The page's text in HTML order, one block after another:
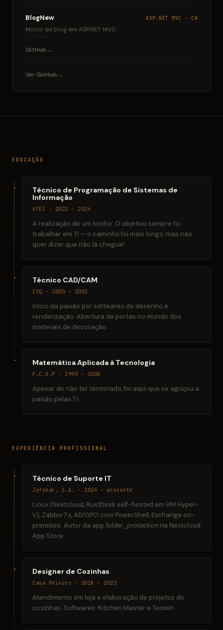
BlogNew ASP.NET MVC · C#
Motor de blog em ASP.NET MVC.
GitHub
Ver GitHub
EDUCAÇÃO
Técnico de Programação de Sistemas de
Informação
ATEC · 2022 – 2024
A realização de um sonho. O objetivo sempre foi
trabalhar em TI — o caminho foi mais longo, mas não
quer dizer que não lá chegue!
Técnico CAD/CAM
ISQ · 2000 – 2002
Início da paixão por softwares de desenho e
renderização. Abertura de portas no mundo dos
materiais de decoração.
Matemática Aplicada à Tecnologia
F.C.U.P · 1999 – 2000
Apesar de não ter terminado, foi aqui que se aguçou a
paixão pelas T.I.
EXPERIÊNCIA PROFISSIONAL
Técnico de Suporte IT
Jofebar, S.A. · 2024 – presente
Linux (Nextcloud, RustDesk self-hosted em VM Hyper-
V), Zabbix 7.x, AD/GPO com PowerShell, Exchange on-
premises. Autor da app folder_protection na Nextcloud
App Store.
Designer de Cozinhas
Casa Peixoto · 2018 – 2022
Atendimento em loja e elaboração de projetos de
cozinhas. Softwares: Kitchen Master e Teowin.